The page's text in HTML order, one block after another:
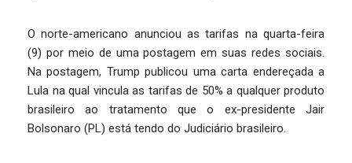
O norte-americano anunciou as tarifas na quarta-feira
(9) por meio de uma postagem em suas redes sociais.
Na postagem, Trump publicou uma carta endereçada a
Lula na qual vincula as tarifas de 50% a qualquer produto
brasileiro ao tratamento que o ex-presidente Jair
Bolsonaro (PL) está tendo do Judiciário brasileiro.